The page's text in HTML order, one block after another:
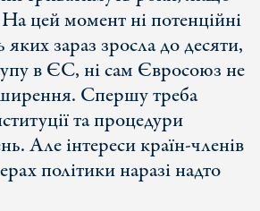
На цей момент ні потенційні
яких зараз зросла до десяти,
в ЄС, ні сам Євросоюз не
Спершу треба
та процедури
Але інтереси країн-членів
політики наразі надто